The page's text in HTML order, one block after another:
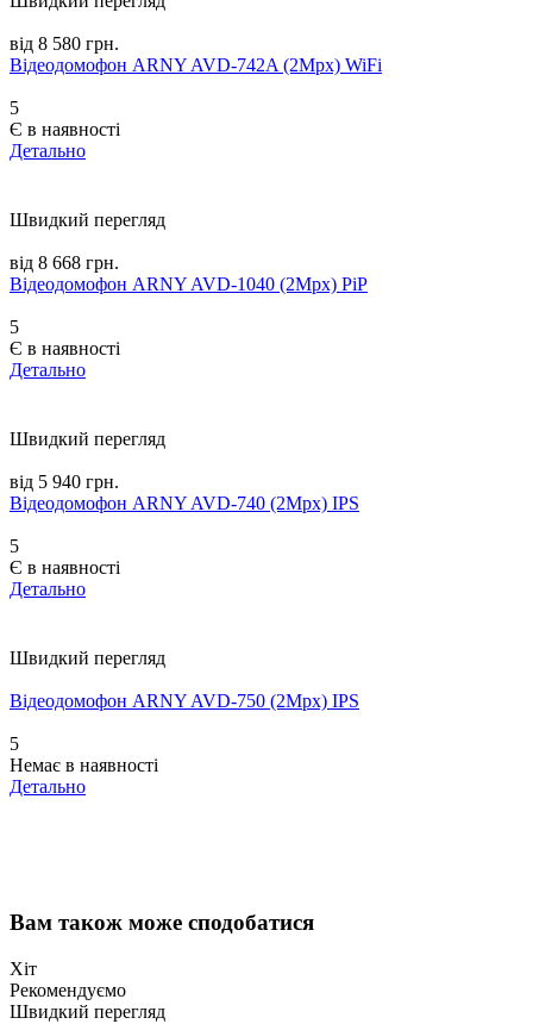
від 8 580 грн.
Відеодомофон ARNY AVD-742A (2Mpx) WiFi
5
Є в наявності
Детально
Швидкий перегляд
від 8 668 грн.
Відеодомофон ARNY AVD-1040 (2Mpx) PiP
5
Є в наявності
Детально
Швидкий перегляд
від 5 940 грн.
Відеодомофон ARNY AVD-740 (2Mpx) IPS
5
Є в наявності
Детально
Швидкий перегляд
Відеодомофон ARNY AVD-750 (2Mpx) IPS
5
Немає в наявності
Детально
Вам також може сподобатися
Хіт
Рекомендуємо
Швидкий перегляд